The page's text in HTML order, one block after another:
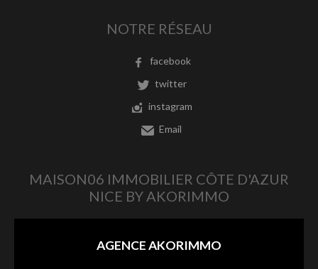
NOTRE RÉSEAU
facebook
twitter
instagram
Email
MAISON06 IMMOBILIER CÔTE D'AZUR
NICE BY AKORIMMO
AGENCE AKORIMMO